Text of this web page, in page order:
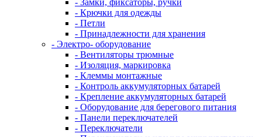
- Крючки для одежды
- Петли
- Принадлежности для хранения
- Электро- оборудование
- Вентиляторы трюмные
- Изоляция, маркировка
- Клеммы монтажные
- Контроль аккумуляторных батарей
- Крепление аккумуляторных батарей
- Оборудование для берегового питания
- Панели переключателей
- Переключатели